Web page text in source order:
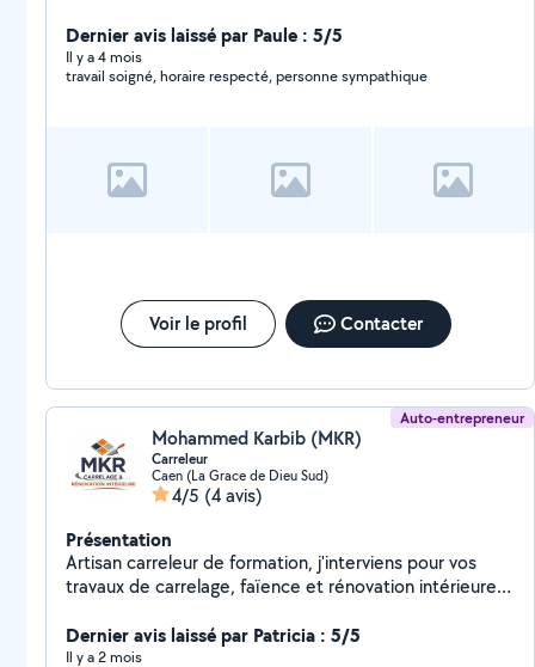
électroportatifs, un diable et sangles dans le cadre de
déménagement), pour vous apporter mon aide et
compétence. Mes services: Déménager ou aménager,
vous débarrasser de gros gravas Je me tiens à votre
disposition
Dernier avis laissé par Paule : 5/5
Il y a 4 mois
travail soigné, horaire respecté, personne sympathique
Voir le profil Contacter
Auto-entrepreneur
Mohammed Karbib (MKR)
Carreleur
Caen (La Grace de Dieu Sud)
4/5 (4 avis)
Présentation
Artisan carreleur de formation, j'interviens pour vos
travaux de carrelage, faïence et rénovation intérieure.
Prestations proposées : Pose de carrelage et faïence
(sols, murs, salle de bain, cuisine) Réparation ou
Dernier avis laissé par Patricia : 5/5
Il y a 2 mois